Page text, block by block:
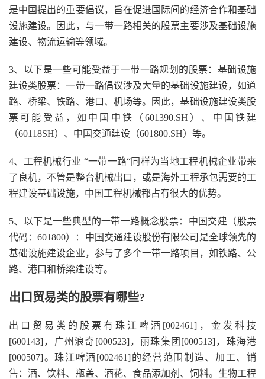
是中国提出的重要倡议，旨在促进国际间的经济合作和基础
设施建设。因此，与一带一路相关的股票主要涉及基础设施
建设、物流运输等领域。
3、以下是一些可能受益于一带一路规划的股票：基础设施
建设类股票：一带一路倡议涉及大量的基础设施建设，如道
路、桥梁、铁路、港口、机场等。因此，基础设施建设类股
票可能受益，如中国中铁（601390.SH）、中国铁建
（60118SH）、中国交通建设（601800.SH）等。
4、工程机械行业 “一带一路“同样为当地工程机械企业带来
了良机，不管是整台机械出口，或是海外工程承包需要的工
程建设基础设施，中国工程机械都占有很大的优势。
5、以下是一些典型的一带一路概念股票：中国交建（股票
代码：601800）：中国交通建设股份有限公司是全球领先的
基础设施建设企业，参与了多个一带一路项目，如铁路、公
路、港口和桥梁建设等。
出口贸易类的股票有哪些?
出口贸易类的股票有珠江啤酒[002461]，金发科技
[600143]，广州浪奇[000523]，丽珠集团[000513]，珠海港
[000507]。珠江啤酒[002461]的经营范围制造、加工、销
售：酒、饮料、瓶盖、酒花、食品添加剂、饲料。生物工程